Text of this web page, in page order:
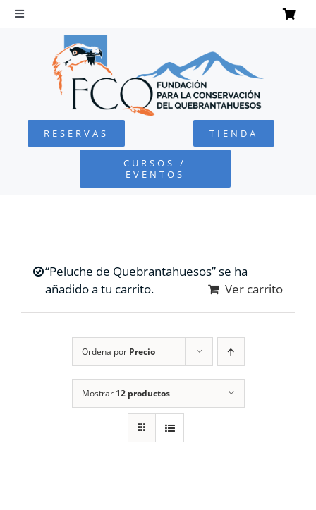
Saltar
Toggle
Navigation
QUEBRANTAHUESOS
FUNDACIÓN
COLABORA
RESERVAS TIENDA
CURSOS /
EVENTOS
“Peluche de Quebrantahuesos” se ha
añadido a tu carrito.
Ver carrito
Ordena por Precio
Mostrar 12 productos